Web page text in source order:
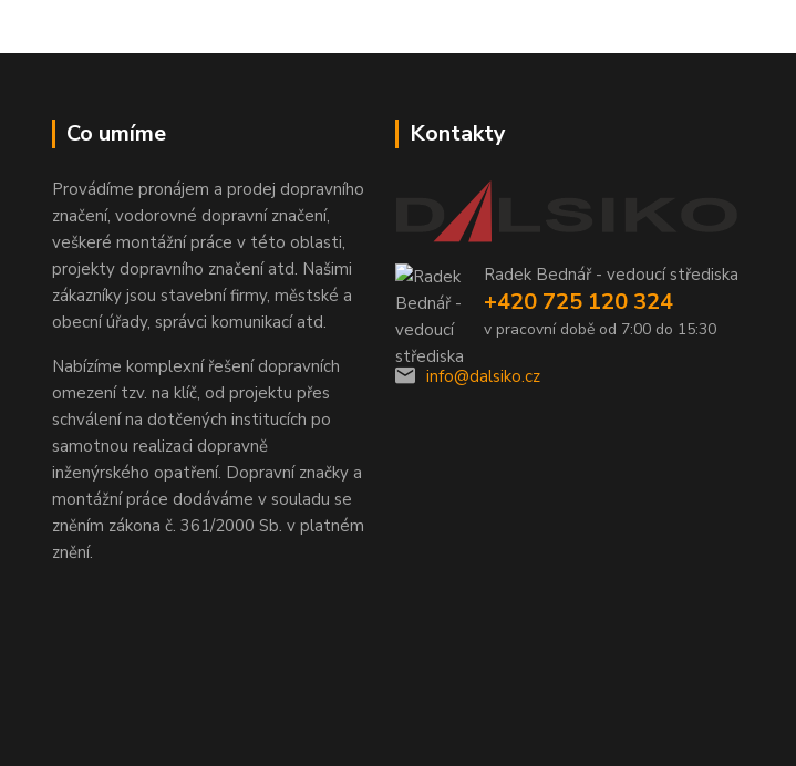
Co umíme
Provádíme pronájem a prodej dopravního
značení, vodorovné dopravní značení,
veškeré montážní práce v této oblasti,
projekty dopravního značení atd. Našimi
zákazníky jsou stavební firmy, městské a
obecní úřady, správci komunikací atd.
Nabízíme komplexní řešení dopravních
omezení tzv. na klíč, od projektu přes
schválení na dotčených institucích po
samotnou realizaci dopravně
inženýrského opatření. Dopravní značky a
montážní práce dodáváme v souladu se
zněním zákona č. 361/2000 Sb. v platném
znění.
Kontakty
Radek Bednář - vedoucí střediska
+420 725 120 324
v pracovní době od 7:00 do 15:30
info@dalsiko.cz